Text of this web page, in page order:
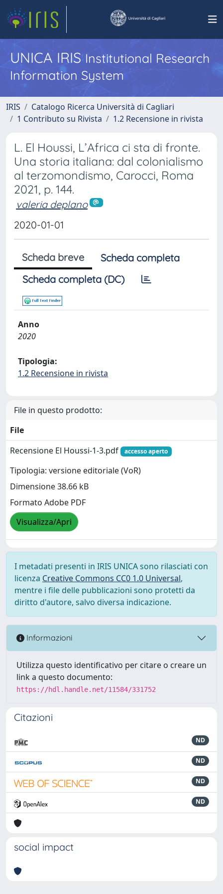
UNICA IRISInstitutional Research
Information System
IRIS
Catalogo Ricerca Università di Cagliari
1 Contributo su Rivista
1.2 Recensione in rivista
L. El Houssi, L’Africa ci sta di fronte.
Una storia italiana: dal colonialismo
al terzomondismo, Carocci, Roma
2021, p. 144.
valeria deplano
2020-01-01
Scheda breve
Scheda completa
Scheda completa (DC)
Anno
2020
Tipologia:
1.2 Recensione in rivista
File in questo prodotto:
File
Recensione El Houssi-1-3.pdf
accesso aperto
Tipologia: versione editoriale (VoR)
Dimensione 38.66 kB
Formato Adobe PDF
Visualizza/Apri
I metadati presenti in IRIS UNICA sono rilasciati con
licenza Creative Commons CC0 1.0 Universal,
mentre i file delle pubblicazioni sono protetti da
diritto d'autore, salvo diversa indicazione.
Informazioni
Utilizza questo identificativo per citare o creare un
link a questo documento:
https://hdl.handle.net/11584/331752
Citazioni
ND
ND
ND
ND
social impact